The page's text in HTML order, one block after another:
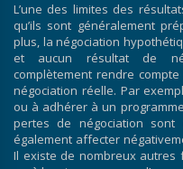
L’une des limites des
qu’ils sont généralement
plus, la négociation
et aucun résultat de
complètement rendre
négociation réelle. Par
ou à adhérer à un
pertes de négociation
également affecter
Il existe de nombreux autres